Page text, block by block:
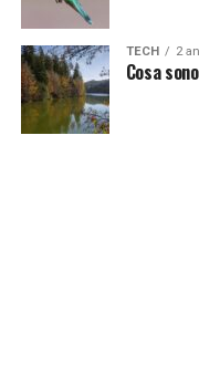
TECH 2
Cosa